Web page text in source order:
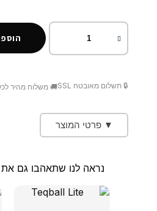
🔒 תשלום מאובטח SSL 🚚 משלוח מהיר
▼ פרטי המוצר
נראה לנו שתאהבו גם